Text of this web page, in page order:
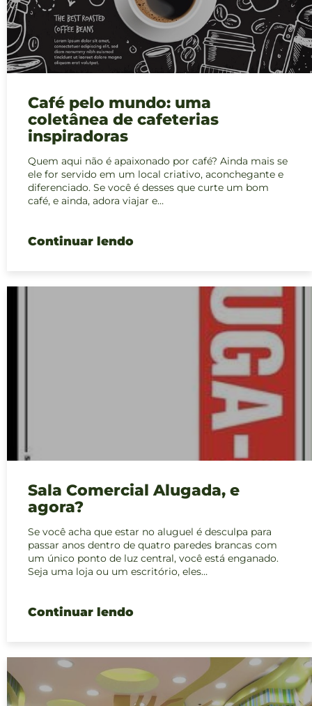
Café pelo mundo: uma
coletânea de cafeterias
inspiradoras
Quem aqui não é apaixonado por café? Ainda mais se
ele for servido em um local criativo, aconchegante e
diferenciado. Se você é desses que curte um bom
café, e ainda, adora viajar e…
Continuar lendo
Sala Comercial Alugada, e
agora?
Se você acha que estar no aluguel é desculpa para
passar anos dentro de quatro paredes brancas com
um único ponto de luz central, você está enganado.
Seja uma loja ou um escritório, eles…
Continuar lendo